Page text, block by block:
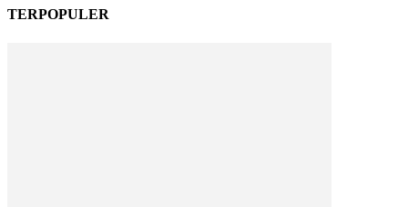
TERPOPULER